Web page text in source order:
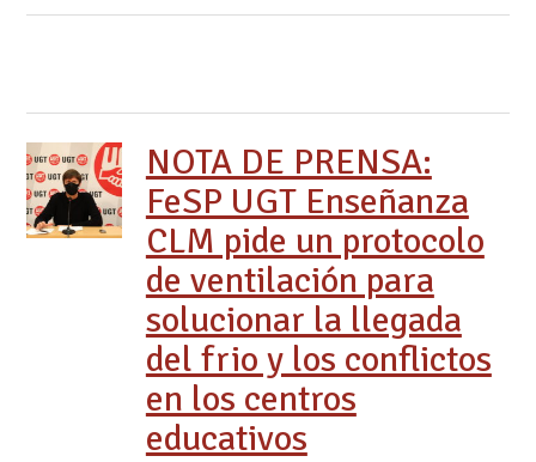
NOTA DE PRENSA:
FeSP UGT Enseñanza
CLM pide un protocolo
de ventilación para
solucionar la llegada
del frio y los conflictos
en los centros
educativos